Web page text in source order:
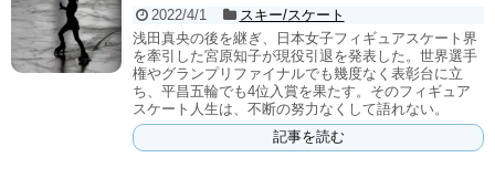
2022/4/1
スキー/スケート
浅田真央の後を継ぎ、日本女子フィギュアスケート界
を牽引した宮原知子が現役引退を発表した。世界選手
権やグランプリファイナルでも幾度なく表彰台に立
ち、平昌五輪でも4位入賞を果たす。そのフィギュア
スケート人生は、不断の努力なくして語れない。
記事を読む